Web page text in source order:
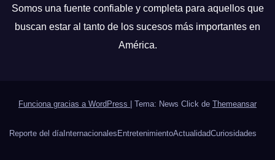
Somos una fuente confiable y completa para aquellos que
buscan estar al tanto de los sucesos más importantes en
América.
Funciona gracias a WordPress Tema: News Click de Themeansar
Reporte del díaInternacionales EntretenimientoActualidadCuriosidades